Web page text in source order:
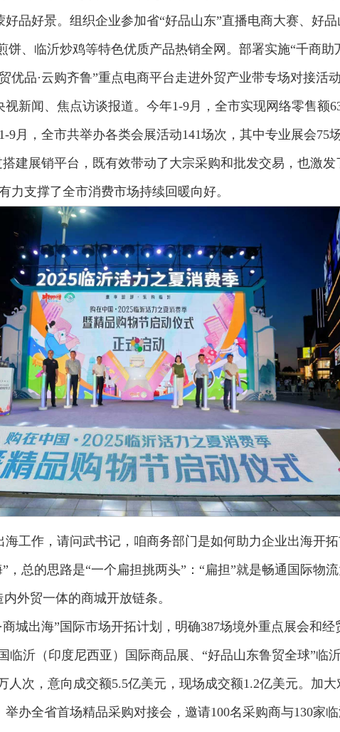
品好景。组织企业参加省“好品山东”直播电商大赛、好
饼、临沂炒鸡等特色优质产品热销全网。部署实施“千商
优品·云购齐鲁”重点电商平台走进外贸产业带专场对接活
新闻、焦点访谈报道。今年1-9月，全市实现网络零售额
9月，全市共举办各类会展活动141场次，其中专业展会75
建展销平台，既有效带动了大宗采购和批发交易，也激
力支撑了全市消费市场持续回暖向好。
工作，请问武书记，咱商务部门是如何助力企业出海开
，总的思路是“一个扁担挑两头”：“扁担”就是畅通国际物
外贸一体的商城开放链条。
城出海”国际市场开拓计划，明确387场境外重点展会和
临沂（印度尼西亚）国际商品展、“好品山东鲁贸全球”临
人次，意向成交额5.5亿美元，现场成交额1.2亿美元。加
办全省首场精品采购对接会，邀请100名采购商与130家